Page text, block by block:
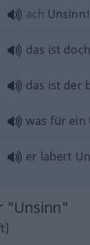
ach Unsinn!
das ist
das ist der
was für ein
er labert
"Unsinn"